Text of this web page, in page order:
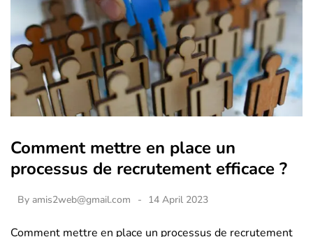
Comment mettre en place un
processus de recrutement efficace ?
By amis2web@gmail.com 14 April 2023
Comment mettre en place un processus de recrutement